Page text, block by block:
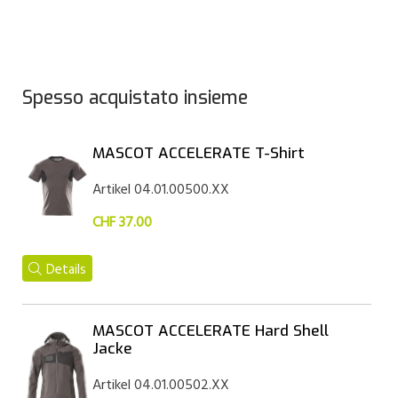
Spesso acquistato insieme
MASCOT ACCELERATE T-Shirt
Artikel 04.01.00500.XX
CHF 37.00
Details
MASCOT ACCELERATE Hard Shell
Jacke
Artikel 04.01.00502.XX